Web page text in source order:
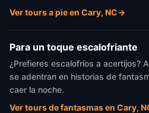
Ver tours a pie en Cary, NC→
Para un toque escalofriante
¿Prefieres escalofríos a acertijos?
se adentran en historias de
caer la noche.
Ver tours de fantasmas en Cary,